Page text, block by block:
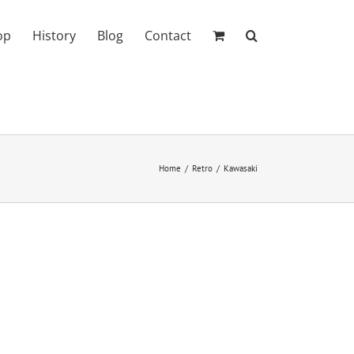
History Blog Contact
Home Retro Kawasaki